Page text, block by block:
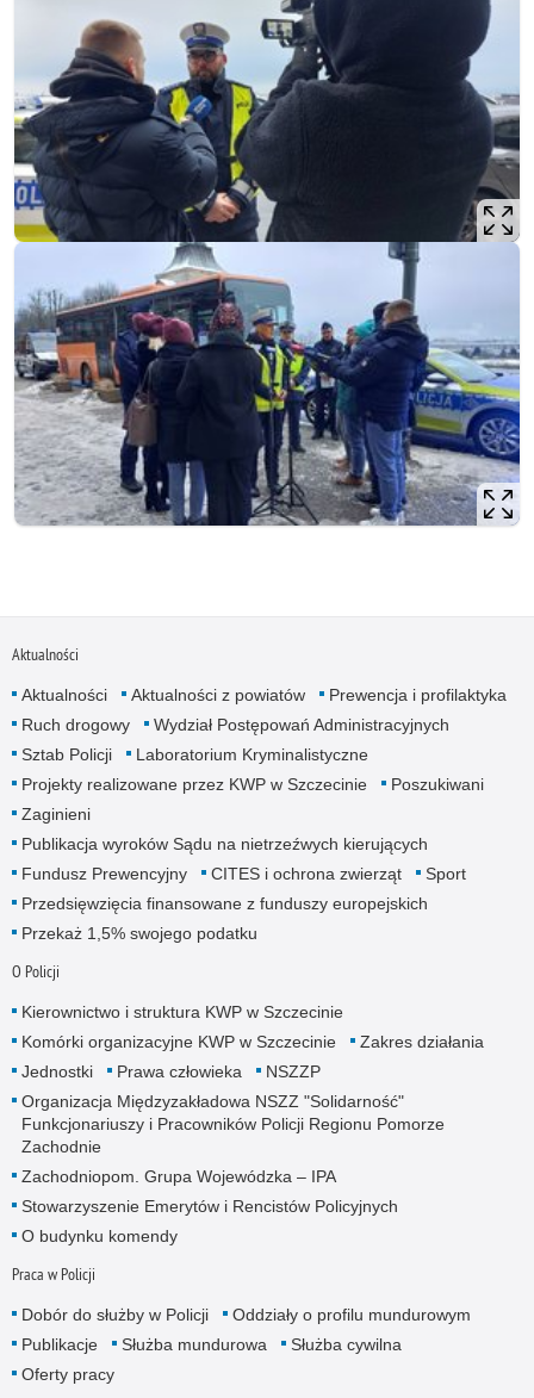
Aktualności
Aktualności Aktualności z powiatów
Prewencja i profilaktyka
Ruch drogowy
Wydział Postępowań Administracyjnych
Sztab Policji
Laboratorium Kryminalistyczne
Projekty realizowane przez KWP w Szczecinie
Poszukiwani
Zaginieni
Publikacja wyroków Sądu na nietrzeźwych kierujących
Fundusz Prewencyjny
CITES i ochrona zwierząt
Sport
Przedsięwzięcia finansowane z funduszy europejskich
Przekaż 1,5% swojego podatku
O Policji
Kierownictwo i struktura KWP w Szczecinie
Komórki organizacyjne KWP w Szczecinie
Zakres działania
Jednostki
Prawa człowieka
NSZZP
Organizacja Międzyzakładowa NSZZ "Solidarność"
Funkcjonariuszy i Pracowników Policji Regionu Pomorze
Zachodnie
Zachodniopom. Grupa Wojewódzka – IPA
Stowarzyszenie Emerytów i Rencistów Policyjnych
O budynku komendy
Praca w Policji
Dobór do służby w Policji
Oddziały o profilu mundurowym
Publikacje
Służba mundurowa
Służba cywilna
Oferty pracy